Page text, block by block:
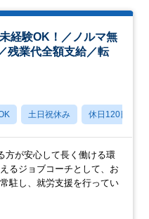
経験OK！／ノルマ無
残業代全額支給／転
土日祝休み 休日120日以上
方が安心して長く働ける環
るジョブコーチとして、お
駐し、就労支援を行ってい